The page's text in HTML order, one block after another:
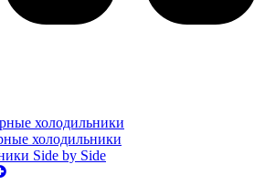
холодильники
холодильники
Side by Side